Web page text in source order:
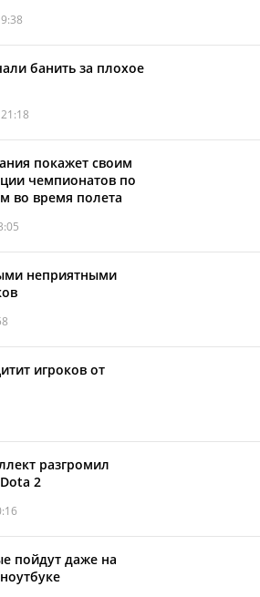
банить за плохое
покажет своим
чемпионатов по
во время полета
неприятными
игроков от
разгромил
2
пойдут даже на